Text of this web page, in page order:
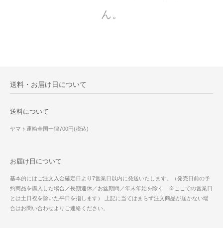
ん。
送料・お届け日について
送料について
ヤマト運輸全国一律700円(税込)
お届け日について
基本的にはご注文入金確定日より7営業日以内に発送いたします。（発売日前の予
約商品を購入した場合／長期連休／お盆期間／年末年始を除く ※ここでの営業日
とは土日祝を除いた平日を指します） 上記に当てはまらず注文商品が届かない場
合はお問い合わせよりご連絡ください。